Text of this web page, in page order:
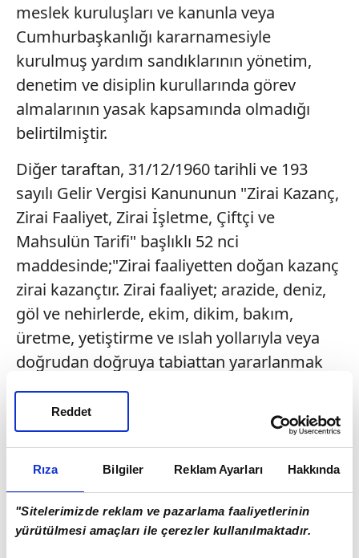
Rıza Bilgiler Reklam Ayarları Hakkında
"Sitelerimizde reklam ve pazarlama faaliyetlerinin
yürütülmesi amaçları ile çerezler kullanılmaktadır.
Reddet
meslek kuruluşları ve kanunla veya
Cumhurbaşkanlığı kararnamesiyle
kurulmuş yardım sandıklarının yönetim,
denetim ve disiplin kurullarında görev
almalarının yasak kapsamında olmadığı
belirtilmiştir.
Diğer taraftan, 31/12/1960 tarihli ve 193
sayılı Gelir Vergisi Kanununun "Zirai Kazanç,
Zirai Faaliyet, Zirai İşletme, Çiftçi ve
Mahsulün Tarifi" başlıklı 52 nci
maddesinde;"Zirai faaliyetten doğan kazanç
zirai kazançtır. Zirai faaliyet; arazide, deniz,
göl ve nehirlerde, ekim, dikim, bakım,
üretme, yetiştirme ve ıslah yollarıyla veya
doğrudan doğruya tabiattan yararlanmak
suretiyle bitki, orman, hayvan, balık ve
bunların mahsullerinin üretilmesini,
avlanmasını, yetiştiricileri tarafından
bu mahsullerden sair şekilde
faydalanılmasını ifade eder. Bu faaliyetlerin
içinde yapıldığı işletmelere zirai işletme, bu